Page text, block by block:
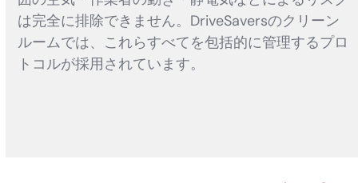
は完全に排除できません。DriveSaversのクリーン
ルームでは、これらすべてを包括的に管理するプロ
トコルが採用されています。